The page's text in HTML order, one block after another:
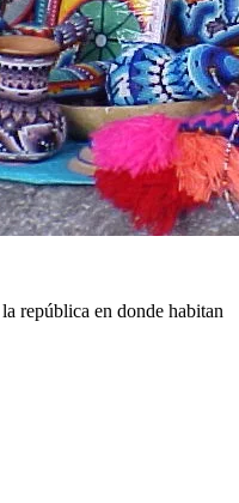
república en donde habitan